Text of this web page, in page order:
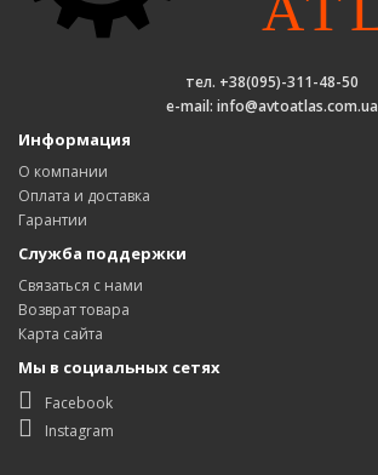
тел. +38(095)-311-48-50
e-mail: info@avtoatlas.com.ua
Информация
О компании
Оплата и доставка
Гарантии
Служба поддержки
Связаться с нами
Возврат товара
Карта сайта
Мы в социальных сетях
Facebook
Instagram